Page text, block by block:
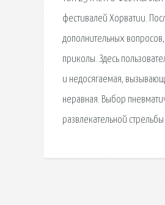
фестивалей Хорватии.
дополнительных
приколы. Здесь
и недосягаемая,
неравная. Выбор
развлекательной